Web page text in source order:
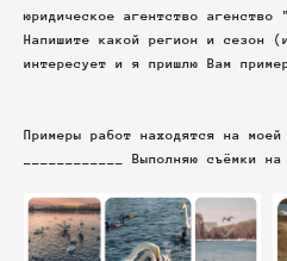
юридическое агентство агенство
Напишите какой регион и сезон
интересует и я пришлю Вам
Примеры работ находятся на
____________ Выполняю съёмки на